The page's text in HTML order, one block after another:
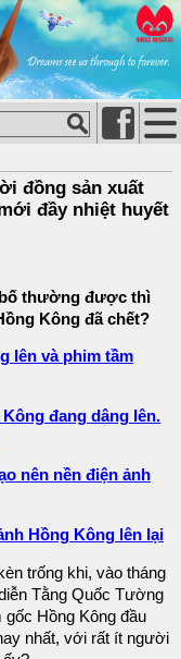
đồng sản xuất
đầy nhiệt huyết
thường được thì
Kông đã chết?
lên và phim tầm
đang dâng lên.
nên nền điện ảnh
Hồng Kông lên lại
trống khi, vào tháng
Tằng Quốc Tường
Hồng Kông đầu
nhất, với rất ít người